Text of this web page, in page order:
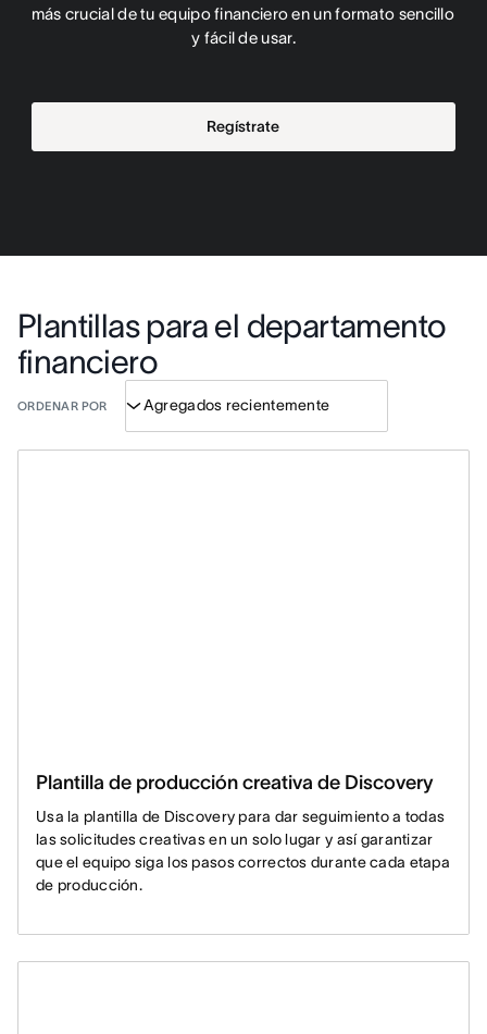
más crucial de tu equipo financiero en un formato sencillo
y fácil de usar.
Regístrate
Plantillas para el departamento
financiero
ORDENAR POR
Plantilla de producción creativa de Discovery
Usa la plantilla de Discovery para dar seguimiento a todas
las solicitudes creativas en un solo lugar y así garantizar
que el equipo siga los pasos correctos durante cada etapa
de producción.